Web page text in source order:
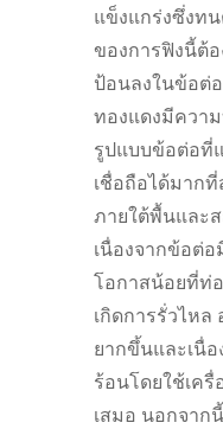
แข็งแกร่งซึ่งท
ของการฟิงนี้ต้
ป้อนลงในข้อต่
ทองแดงมีความ
รูปแบบข้อต่อที่
เชื่อถือได้มาก
ภายใต้พื้นและ
เนื่องจากข้อต่
โอกาสน้อยที่ท่
เกิดการรั่วไหล
ยากขึ้นและเนื่
ร้อนโดยใช้เครื่
เสมอ นอกจาก